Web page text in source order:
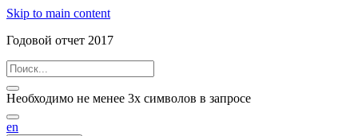
Skip to main content
Годовой отчет 2017
Необходимо не менее 3х символов в запросе
en